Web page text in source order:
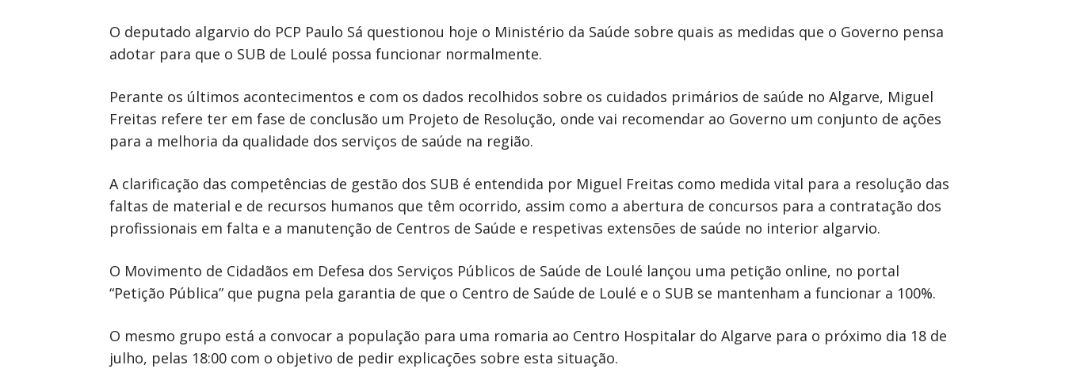
O deputado algarvio do PCP Paulo Sá questionou hoje o Ministério da Saúde sobre quais as medidas que o Governo pensa
adotar para que o SUB de Loulé possa funcionar normalmente.
Perante os últimos acontecimentos e com os dados recolhidos sobre os cuidados primários de saúde no Algarve, Miguel
Freitas refere ter em fase de conclusão um Projeto de Resolução, onde vai recomendar ao Governo um conjunto de ações
para a melhoria da qualidade dos serviços de saúde na região.
A clarificação das competências de gestão dos SUB é entendida por Miguel Freitas como medida vital para a resolução das
faltas de material e de recursos humanos que têm ocorrido, assim como a abertura de concursos para a contratação dos
profissionais em falta e a manutenção de Centros de Saúde e respetivas extensões de saúde no interior algarvio.
O Movimento de Cidadãos em Defesa dos Serviços Públicos de Saúde de Loulé lançou uma petição online, no portal
“Petição Pública” que pugna pela garantia de que o Centro de Saúde de Loulé e o SUB se mantenham a funcionar a 100%.
O mesmo grupo está a convocar a população para uma romaria ao Centro Hospitalar do Algarve para o próximo dia 18 de
julho, pelas 18:00 com o objetivo de pedir explicações sobre esta situação.